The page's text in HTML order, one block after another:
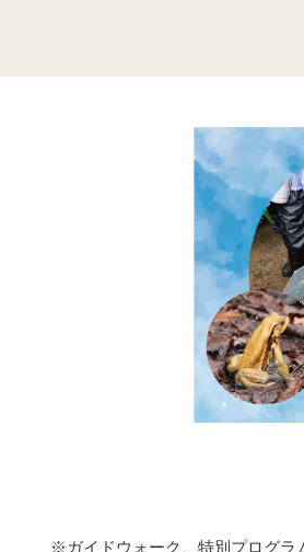
※ガイドウォーク、特別プログラ